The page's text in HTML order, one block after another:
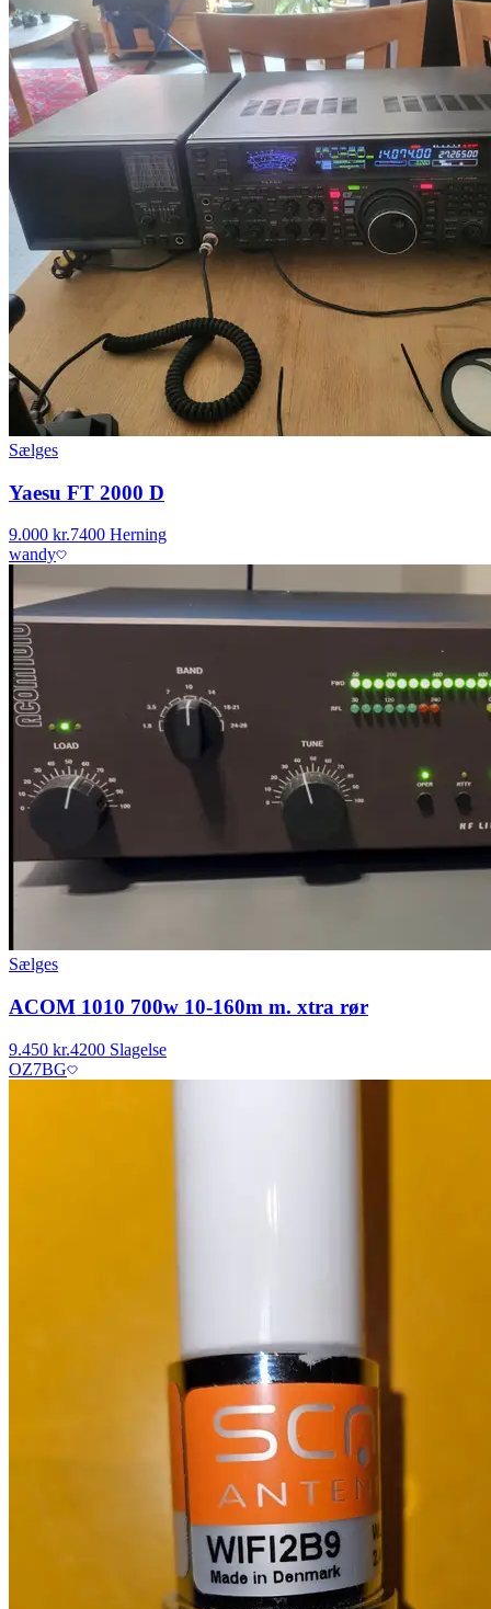
Sælges
Yaesu FT 2000 D
9.000 kr.7400 Herning
wandy
Sælges
ACOM 1010 700w 10-160m m. xtra rør
9.450 kr.4200 Slagelse
OZ7BG